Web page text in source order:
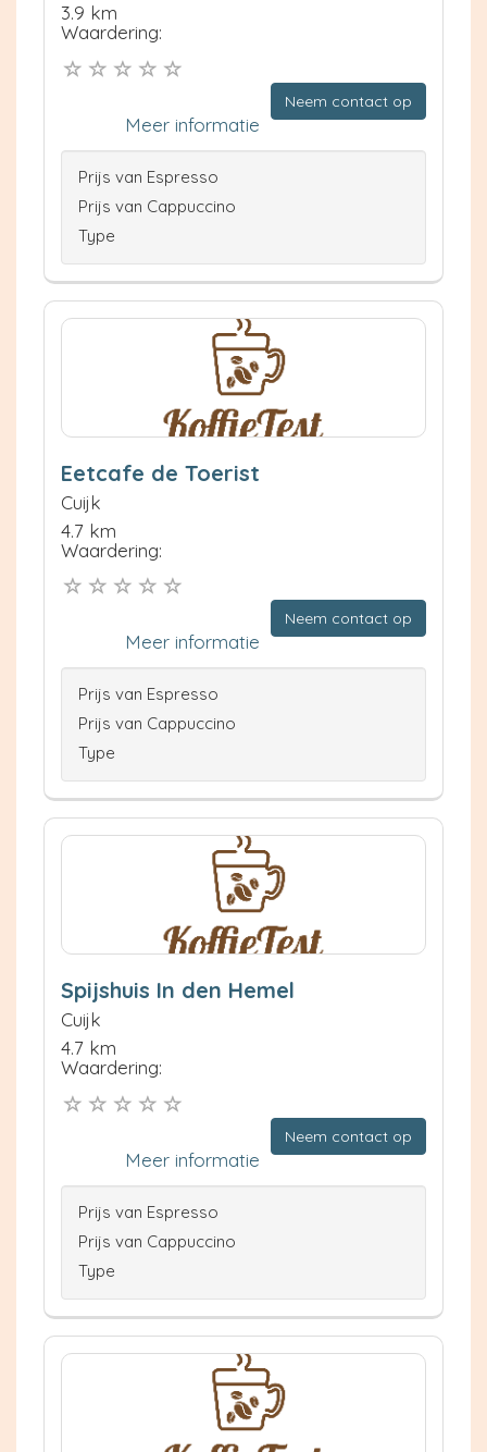
3.9 km
Waardering:
Neem contact op
Meer informatie
Prijs van Espresso
Prijs van Cappuccino
Type
Eetcafe de Toerist
Cuijk
4.7 km
Waardering:
Neem contact op
Meer informatie
Prijs van Espresso
Prijs van Cappuccino
Type
Spijshuis In den Hemel
Cuijk
4.7 km
Waardering:
Neem contact op
Meer informatie
Prijs van Espresso
Prijs van Cappuccino
Type